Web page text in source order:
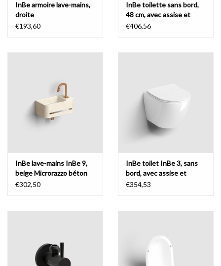
InBe armoire lave-mains,
droite
€193,60
InBe toilette sans bord,
48 cm, avec assise et
abattant
€406,56
InBe lave-mains InBe 9,
beige Microrazzo béton
€302,50
InBe toilet InBe 3, sans
bord, avec assise et
abattant
€354,53